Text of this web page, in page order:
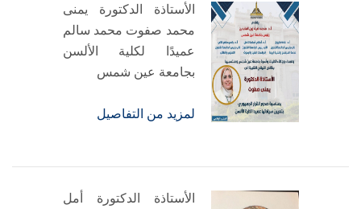
الأستاذة الدكتورة يمنى
محمد صفوت محمد سالم
عميدًا لكلية الألسن
بجامعة عين شمس
لمزيد من التفاصيل
الأستاذة الدكتورة أمل